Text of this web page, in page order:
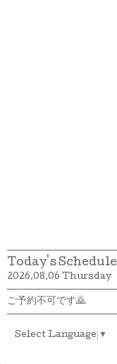
Today's Schedule
2026.08.06 Thursday
ご予約不可です🙇
Select Language ▼